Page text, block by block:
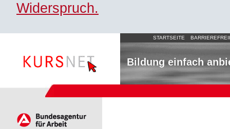
Widerspruch.
STARTSEITE
Bildung einfach